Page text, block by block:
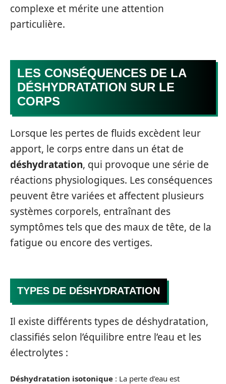
complexe et mérite une attention
particulière.
LES CONSÉQUENCES DE LA
DÉSHYDRATATION SUR LE
CORPS
Lorsque les pertes de fluids excèdent leur
apport, le corps entre dans un état de
déshydratation, qui provoque une série de
réactions physiologiques. Les conséquences
peuvent être variées et affectent plusieurs
systèmes corporels, entraînant des
symptômes tels que des maux de tête, de la
fatigue ou encore des vertiges.
TYPES DE DÉSHYDRATATION
Il existe différents types de déshydratation,
classifiés selon l’équilibre entre l’eau et les
électrolytes :
Déshydratation isotonique : La perte d’eau est